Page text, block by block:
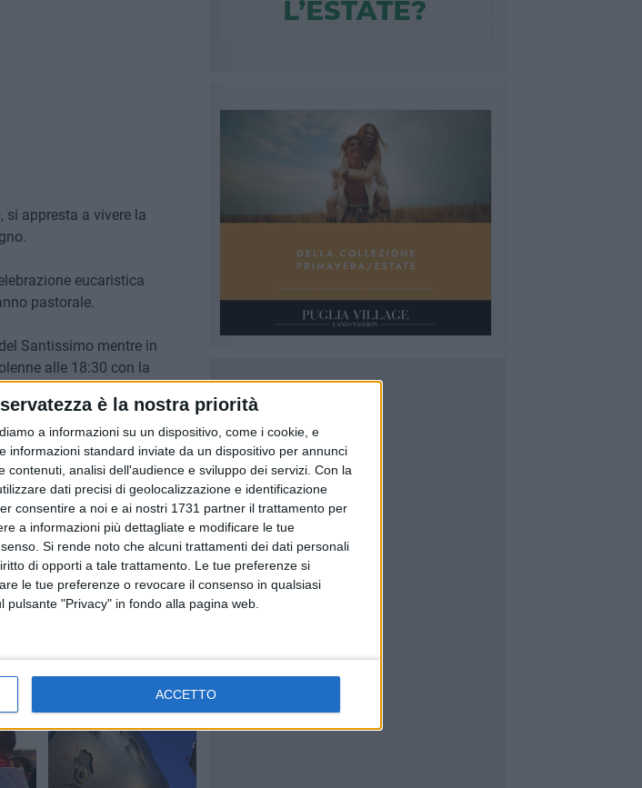
è la nostra priorità
a informazioni su un dispositivo, come i cookie, e
informazioni standard inviate da un dispositivo per annunci
analisi dell'audience e sviluppo dei servizi. Con la
dati precisi di geolocalizzazione e identificazione
consentire a noi e ai nostri 1731 partner il trattamento per
a informazioni più dettagliate e modificare le tue
Si rende noto che alcuni trattamenti dei dati personali
di opporti a tale trattamento. Le tue preferenze si
le tue preferenze o revocare il consenso in qualsiasi
"Privacy" in fondo alla pagina web.
ACCETTO
si appresta a vivere la
eucaristica
pastorale.
Santissimo mentre in
alle 18:30 con la
parrocchiali, dei volontari
del beato Pietro con bacio
2026
continua l'iter per il
del verde